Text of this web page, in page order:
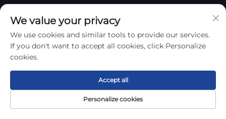
Abonneren
Uw e-mailadres
Startpagina Product Over CONTACT
We value your privacy
We use cookies and similar tools to provide our services.
If you don't want to accept all cookies, click Personalize
cookies.
Personalize cookies
Accept all